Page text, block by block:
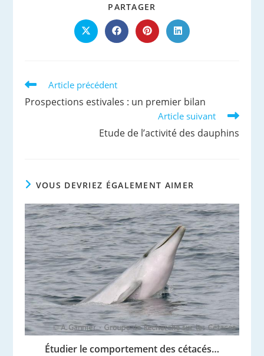
PARTAGER
CONTENU
Ouvrir
dans
Ouvrir
dans
Ouvrir
dans
Ouvrir
dans
Read
articles
Article précédent
Prospections estivales : un premier bilan
Article suivant
Etude de l’activité des dauphins
VOUS DEVRIEZ ÉGALEMENT AIMER
Étudier le comportement des cétacés…